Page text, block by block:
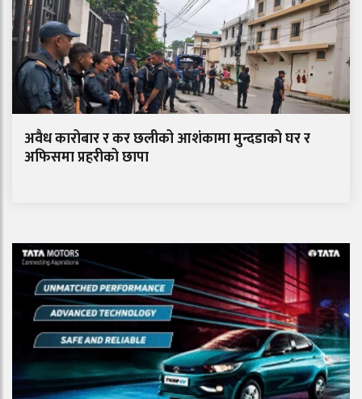
अवैध कारोबार र कर छलीको आशंकामा मुन्दडाको घर र
अफिसमा प्रहरीको छापा